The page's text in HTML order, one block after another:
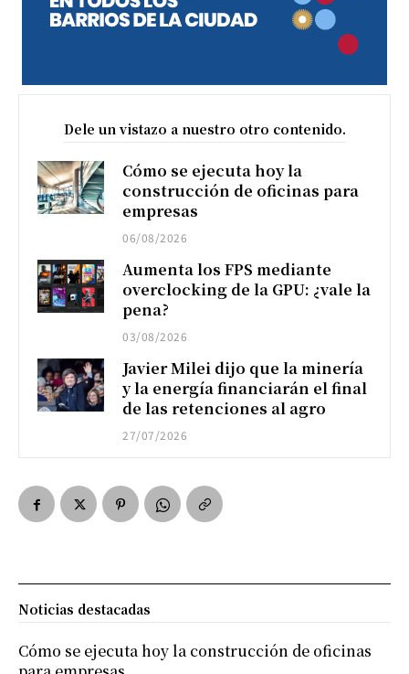
Dele un vistazo a nuestro otro contenido.
Cómo se ejecuta hoy la
construcción de oficinas para
empresas
06/08/2026
Aumenta los FPS mediante
overclocking de la GPU: ¿vale la
pena?
03/08/2026
Javier Milei dijo que la minería
y la energía financiarán el final
de las retenciones al agro
27/07/2026
Noticias destacadas
Cómo se ejecuta hoy la construcción de oficinas